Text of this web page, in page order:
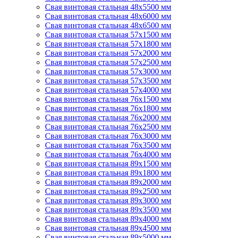
Свая винтовая стальная 48х5500 мм
Свая винтовая стальная 48х6000 мм
Свая винтовая стальная 48х6500 мм
Свая винтовая стальная 57х1500 мм
Свая винтовая стальная 57х1800 мм
Свая винтовая стальная 57х2000 мм
Свая винтовая стальная 57х2500 мм
Свая винтовая стальная 57х3000 мм
Свая винтовая стальная 57х3500 мм
Свая винтовая стальная 57х4000 мм
Свая винтовая стальная 76х1500 мм
Свая винтовая стальная 76х1800 мм
Свая винтовая стальная 76х2000 мм
Свая винтовая стальная 76х2500 мм
Свая винтовая стальная 76х3000 мм
Свая винтовая стальная 76х3500 мм
Свая винтовая стальная 76х4000 мм
Свая винтовая стальная 89х1500 мм
Свая винтовая стальная 89х1800 мм
Свая винтовая стальная 89х2000 мм
Свая винтовая стальная 89х2500 мм
Свая винтовая стальная 89х3000 мм
Свая винтовая стальная 89х3500 мм
Свая винтовая стальная 89х4000 мм
Свая винтовая стальная 89х4500 мм